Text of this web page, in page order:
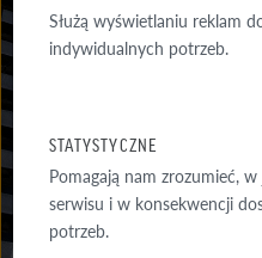
GDZIE
Służą wyświetlaniu reklam
indywidualnych potrzeb.
STATYSTYCZNE
Pomagają nam zrozumieć,
serwisu i w konsekwencji
potrzeb.